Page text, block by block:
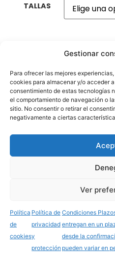
Gestionar
Para ofrecer las mejores
cookies para almacenar y/o acceder
consentimiento de estas tecnologías
el comportamiento de navegación o
sitio. No consentir o retirar el
negativamente a ciertas
Ver
Política
de
cookies
Política de
privacidad
y
protección
Condiciones
entregan en un
desde la
pueden variar en
TALLAS
Añadir al carrito
medio
Política
Política de privacidad
Copyright © 2025
derechos